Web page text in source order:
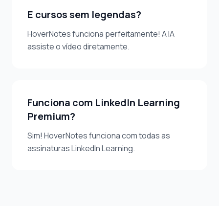
E cursos sem legendas?
HoverNotes funciona perfeitamente! A IA
assiste o vídeo diretamente.
Funciona com LinkedIn Learning
Premium?
Sim! HoverNotes funciona com todas as
assinaturas LinkedIn Learning.